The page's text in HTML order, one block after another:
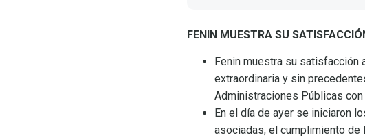
FENIN MUESTRA SU
Fenin muestra su satisfacción
extraordinaria y sin
Administraciones Públicas
En el día de ayer se iniciaron
asociadas, el cumplimiento